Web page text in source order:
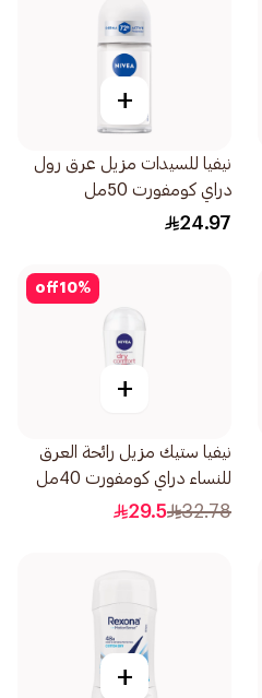
+
نيفيا للسيدات مزيل عرق رول
دراي كومفورت 50مل
24.97
10%
off
+
نيفيا ستيك مزيل رائحة العرق
للنساء دراي كومفورت 40مل
32.78
29.5
+